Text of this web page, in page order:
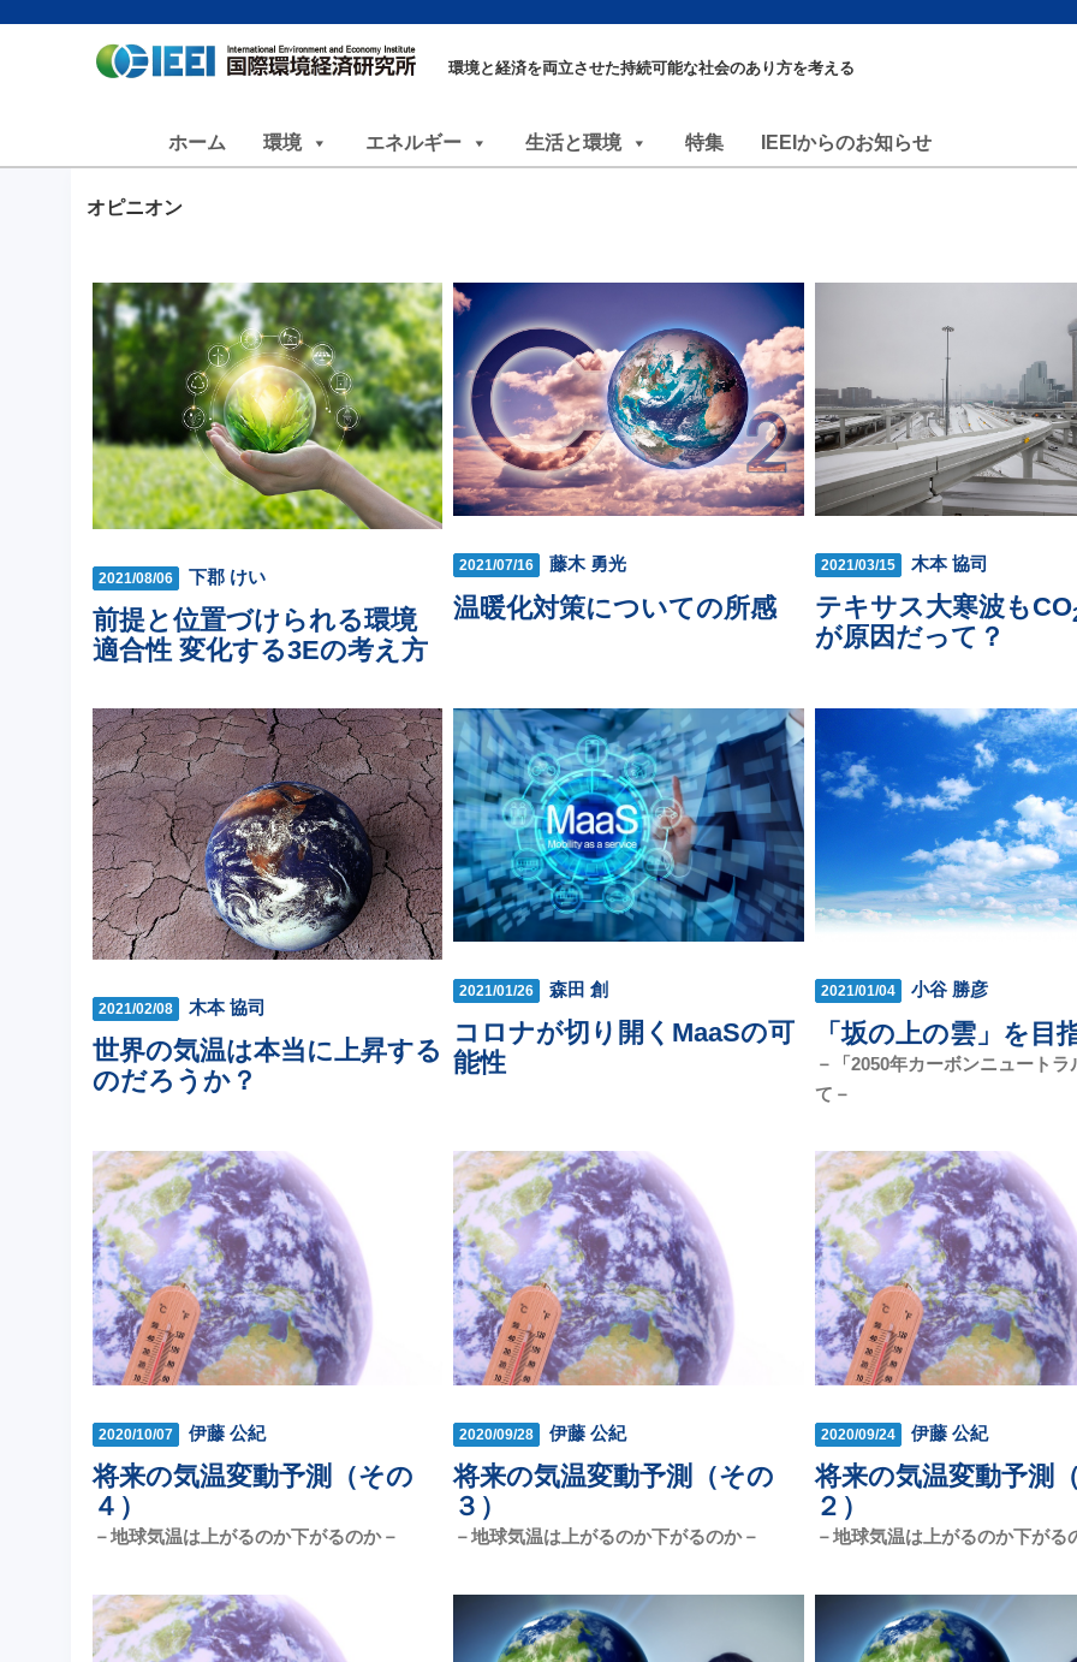
環境と経済を両立させた持続可能な社会のあり方を考える
ホーム 環境 エネルギー 生活と環境 特集 IEEIからのお知らせ
オピニオン
2021/08/06 下郡 けい
前提と位置づけられる環境
適合性 変化する3Eの考え方
2021/07/16 藤木 勇光
温暖化対策についての所感
2021/03/15 木本 協司
テキサス大寒波もCO
が原因だって？
2021/02/08 木本 協司
世界の気温は本当に上昇する
のだろうか？
2021/01/26 森田 創
コロナが切り開くMaaSの可
能性
2021/01/04 小谷 勝彦
「坂の上の雲」を目
－「2050年カーボンニュートラ
て－
2020/10/07 伊藤 公紀
将来の気温変動予測（その
４）
－地球気温は上がるのか下がるのか－
2020/09/28 伊藤 公紀
将来の気温変動予測（その
３）
－地球気温は上がるのか下がるのか－
2020/09/24 伊藤 公紀
将来の気温変動予測
２）
－地球気温は上がるのか下がる